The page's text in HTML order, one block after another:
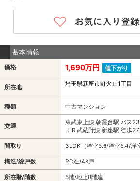
基本情報
価格 1,690万円 値下がり
所在地 埼玉県新座市野火止1丁目
種類 中古マンション
交通
東武東上線 朝霞台駅 バス
ＪＲ武蔵野線 新座駅 徒歩
間取り 3LDK（洋室5.6/洋室5.4/洋
構造/総戸数 RC造/48戸
所在階/階数 5階/地上8階建